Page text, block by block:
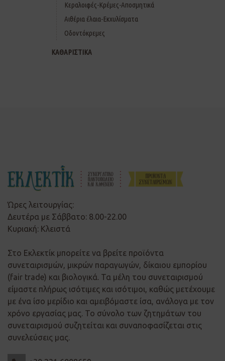
Κεραλοιφές-Κρέμες-Αποσμητικά
Αιθέρια έλαια-Εκχυλίσματα
Οδοντόκρεμες
ΚΑΘΑΡΙΣΤΙΚΑ
Ώρες λειτουργίας:
Δευτέρα με Σάββατο: 8.00-22.00
Κυριακή: Κλειστά
Στο Εκλεκτίκ μπορείτε να βρείτε προϊόντα
συνεταιρισμών, μικρών παραγωγών, δίκαιου εμπορίου
(fair trade) και βιολογικά. Τα μέλη του συνεταιρισμού
είμαστε πλήρως ισότιμες και ισότιμοι, καθώς μετέχουμε
με ένα ίσο μερίδιο και αμειβόμαστε ίσα, ανάλογα με τον
χρόνο εργασίας μας. Το σύνολο των ζητημάτων του
συνεταιρισμού συζητείται και συναποφασίζεται στις
συνελεύσεις μας.